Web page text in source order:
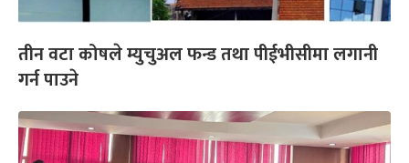
तीन वटा कोषले म्युचुअल फन्ड तथा पीईभीसीमा लगानी
गर्न पाउने